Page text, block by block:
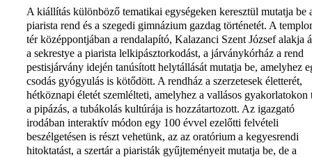
A kiállítás különböző tematikai egységeken keresztül mutatja be
piarista rend és a szegedi gimnázium gazdag történetét. A
tér középpontjában a rendalapító, Kalazanci Szent József alakja
a sekrestye a piarista lelkipásztorkodást, a járványkórház a rend
pestisjárvány idején tanúsított helytállását mutatja be, amelyhez
csodás gyógyulás is kötődött. A rendház a szerzetesek életterét,
hétköznapi életét szemlélteti, amelyhez a vallásos gyakorlatokon
a pipázás, a tubákolás kultúrája is hozzátartozott. Az igazgató
irodában interaktív módon egy 100 évvel ezelőtti felvételi
beszélgetésen is részt vehetünk, az az oratórium a kegyesrendi
hitoktatást, a szertár a piaristák gyűjteményeit mutatja be, de a